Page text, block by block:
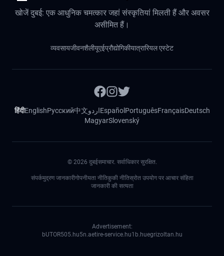
खोजें दुबई: एक आधुनिक चमत्कार जहां संस्कृतियां मिलती हैं और अवसर
असीमित हैं।
व्यवसायजीवनशैलीयूएईप्रौद्योगिकीयात्रारियल एस्टेट
हिंदीEnglishРусский中文اردوEspañol PortuguêsFrançaisDeutsch
MagyarSlovenský
© 2026 दुबईसमाचार. सर्वाधिकार सुरक्षित.
संपर्कमुद्रण जानकारीगोपनीयता नीतिकुकी नीतिस्रोत उपयोग पर आचार संहिता
जानकारी की सत्यता
Advertisement:
bUTOR505.hu5n.aetire-service.hu1b.huegrizoltan.hu